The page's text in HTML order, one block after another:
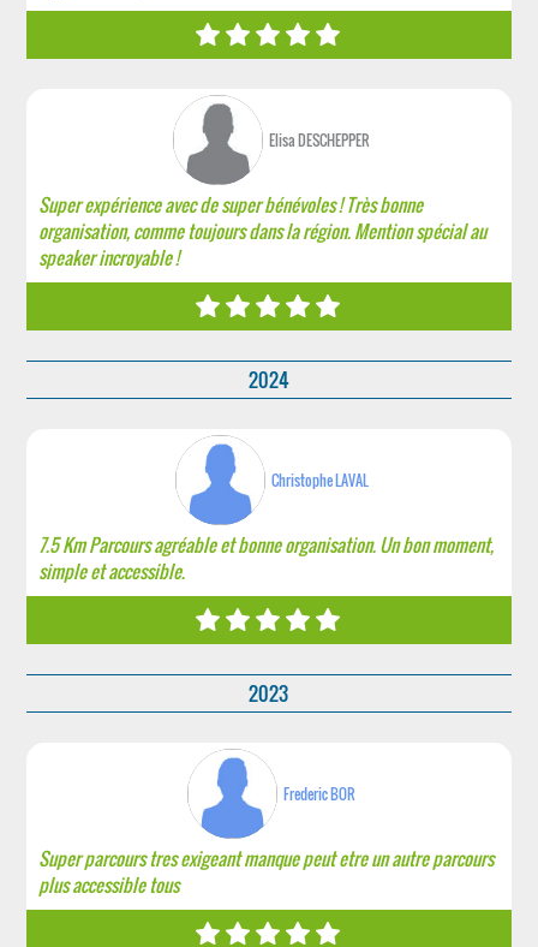
Elisa DESCHEPPER
Super expérience avec de super bénévoles ! Très bonne
organisation, comme toujours dans la région. Mention spécial au
speaker incroyable !
2024
Christophe LAVAL
7.5 Km Parcours agréable et bonne organisation. Un bon moment,
simple et accessible.
2023
Frederic BOR
Super parcours tres exigeant manque peut etre un autre parcours
plus accessible tous